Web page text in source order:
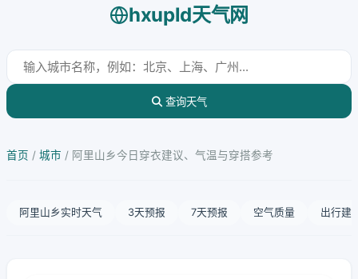
hxupld天气网
查询天气
首页 / 城市 / 阿里山乡今日穿衣建议、气温与穿搭参考
阿里山乡实时天气 3天预报 7天预报 空气质量 出行建